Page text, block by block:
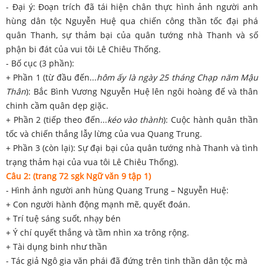
- Đại ý: Đoạn trích đã tái hiện chân thực hình ảnh người anh
hùng dân tộc Nguyễn Huệ qua chiến công thần tốc đại phá
quân Thanh, sự thảm bại của quân tướng nhà Thanh và số
phận bi đát của vui tôi Lê Chiêu Thống.
- Bố cục (3 phần):
+ Phần 1 (từ đầu đến...hôm ấy là ngày 25 tháng Chạp năm Mậu
Thân): Bắc Bình Vương Nguyễn Huệ lên ngôi hoàng đế và thân
chinh cầm quân dẹp giặc.
+ Phần 2 (tiếp theo đến...kéo vào thành): Cuộc hành quân thần
tốc và chiến thắng lẫy lừng của vua Quang Trung.
+ Phần 3 (còn lại): Sự đại bại của quân tướng nhà Thanh và tình
trạng thảm hại của vua tôi Lê Chiêu Thống).
Câu 2: (trang 72 sgk Ngữ văn 9 tập 1)
- Hình ảnh người anh hùng Quang Trung – Nguyễn Huệ:
+ Con người hành động mạnh mẽ, quyết đoán.
+ Trí tuệ sáng suốt, nhạy bén
+ Ý chí quyết thắng và tầm nhìn xa trông rộng.
+ Tài dụng binh như thần
- Tác giả Ngô gia văn phái đã đứng trên tinh thần dân tộc mà